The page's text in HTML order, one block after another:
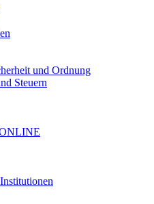
und Ordnung
Steuern